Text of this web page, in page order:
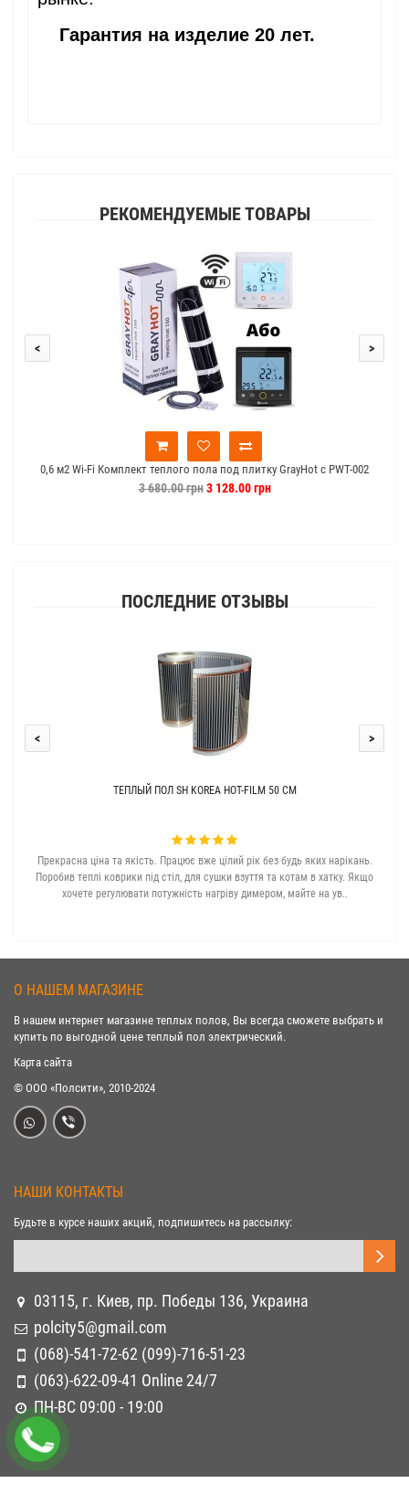
Гарантия на изделие 20 лет.
РЕКОМЕНДУЕМЫЕ ТОВАРЫ
0,6 м2 Wi-Fi Комплект теплого пола под плитку GrayHot c PWT-002
3 680.00 грн3 128.00 грн
< >
ПОСЛЕДНИЕ ОТЗЫВЫ
ТЕПЛЫЙ ПОЛ SH KOREA HOT-FILM 50 СМ
Прекрасна ціна та якість. Працює вже цілий рік без будь яких нарікань.
Поробив теплі коврики під стіл, для сушки взуття та котам в хатку. Якщо
хочете регулювати потужність нагріву димером, майте на ув..
< >
О НАШЕМ МАГАЗИНЕ
В нашем интернет магазине теплых полов, Вы всегда сможете выбрать и
купить по выгодной цене теплый пол электрический.
Карта сайта
© ООО «Полсити», 2010-2024
НАШИ КОНТАКТЫ
Будьте в курсе наших акций, подпишитесь на рассылку:
03115, г. Киев, пр. Победы 136, Украина
polcity5@gmail.com
(068)-541-72-62 (099)-716-51-23
(063)-622-09-41 Online 24/7
ПН-ВС 09:00 - 19:00